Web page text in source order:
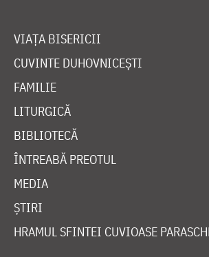
VIAȚA BISERICII
CUVINTE DUHOVNICEȘTI
FAMILIE
LITURGICĂ
BIBLIOTECĂ
ÎNTREABĂ PREOTUL
MEDIA
ȘTIRI
HRAMUL SFINTEI CUVIOASE